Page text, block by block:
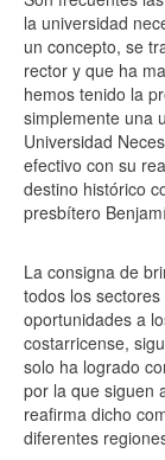
la universidad
un concepto, se
rector y que ha
hemos tenido la
simplemente una
Universidad
efectivo con su
destino histórico
presbítero
La consigna de
todos los
oportunidades a
costarricense,
solo ha logrado
por la que siguen
reafirma dicho
diferentes